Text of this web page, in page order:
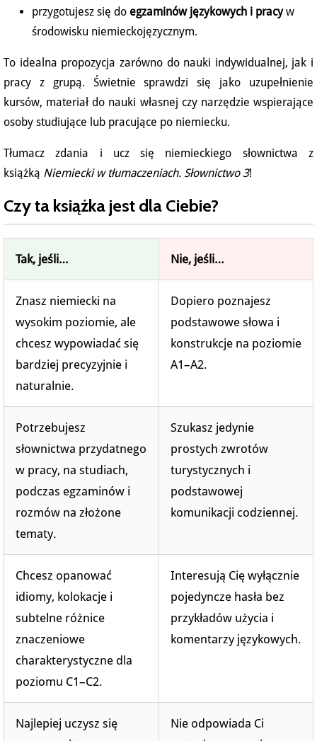
przygotujesz się do egzaminów językowych i pracyw
środowisku niemieckojęzycznym.
To idealna propozycja zarówno do nauki indywidualnej, jak i
pracy z grupą. Świetnie sprawdzi się jako uzupełnienie
kursów, materiał do nauki własnej czy narzędzie wspierające
osoby studiujące lub pracujące po niemiecku.
Tłumacz zdania i ucz się niemieckiego słownictwa z
książką Niemiecki w tłumaczeniach. Słownictwo 3!
Czy ta książka jest dla Ciebie?
Tak, jeśli… Nie, jeśli…
Znasz niemiecki na
wysokim poziomie, ale
chcesz wypowiadać się
bardziej precyzyjnie i
naturalnie.
Dopiero poznajesz
podstawowe słowa i
konstrukcje na poziomie
A1–A2.
Potrzebujesz
słownictwa przydatnego
w pracy, na studiach,
podczas egzaminów i
rozmów na złożone
tematy.
Szukasz jedynie
prostych zwrotów
turystycznych i
podstawowej
komunikacji codziennej.
Chcesz opanować
idiomy, kolokacje i
subtelne różnice
znaczeniowe
charakterystyczne dla
poziomu C1–C2.
Interesują Cię wyłącznie
pojedyncze hasła bez
przykładów użycia i
komentarzy językowych.
Najlepiej uczysz się
Nie odpowiada Ci